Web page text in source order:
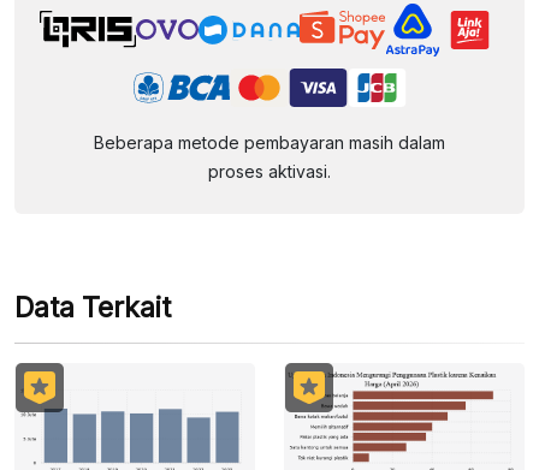
Beberapa metode pembayaran masih dalam
proses aktivasi.
Data Terkait